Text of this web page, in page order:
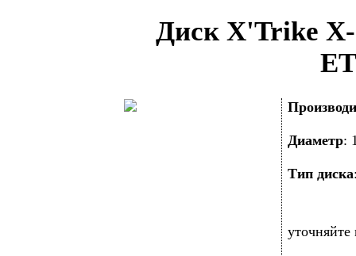
Диск X'Trike X-
Диаметр:
Тип диска